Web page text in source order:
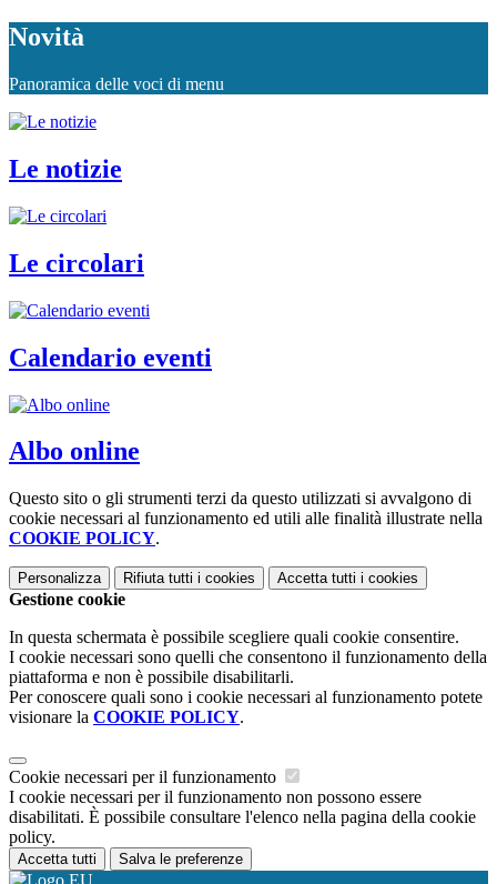
Novità
Panoramica delle voci di menu
Le notizie
Le circolari
Calendario eventi
Albo online
Questo sito o gli strumenti terzi da questo utilizzati si avvalgono di
cookie necessari al funzionamento ed utili alle finalità illustrate nella
COOKIE POLICY.
Personalizza Rifiuta tutti i cookies Accetta tutti i cookies
Gestione cookie
In questa schermata è possibile scegliere quali cookie consentire.
I cookie necessari sono quelli che consentono il funzionamento della
piattaforma e non è possibile disabilitarli.
Per conoscere quali sono i cookie necessari al funzionamento potete
visionare la COOKIE POLICY.
Cookie necessari per il funzionamento
I cookie necessari per il funzionamento non possono essere
disabilitati. È possibile consultare l'elenco nella pagina della cookie
policy.
Accetta tutti Salva le preferenze